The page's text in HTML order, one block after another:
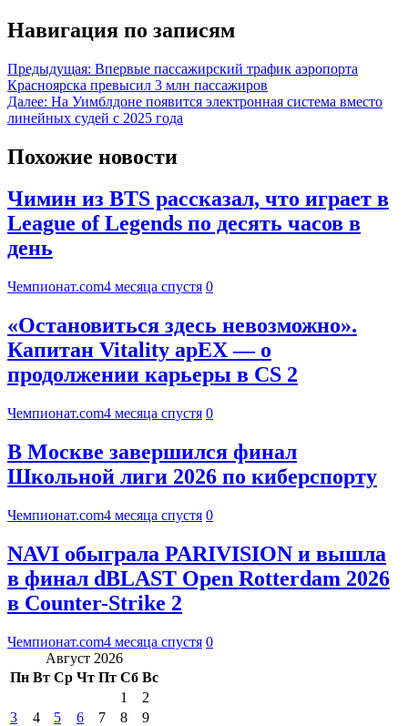
Навигация по записям
Предыдущая: Впервые пассажирский трафик аэропорта
Красноярска превысил 3 млн пассажиров
Далее: На Уимблдоне появится электронная система вместо
линейных судей с 2025 года
Похожие новости
Чимин из BTS рассказал, что играет в
League of Legends по десять часов в
день
Чемпионат.com4 месяца спустя 0
«Остановиться здесь невозможно».
Капитан Vitality apEX — о
продолжении карьеры в CS 2
Чемпионат.com4 месяца спустя 0
В Москве завершился финал
Школьной лиги 2026 по киберспорту
Чемпионат.com4 месяца спустя 0
NAVI обыграла PARIVISION и вышла
в финал dBLAST Open Rotterdam 2026
в Counter-Strike 2
Чемпионат.com4 месяца спустя 0
Август 2026
Пн Вт Ср Чт Пт Сб Вс
1
2
3
4 5 6 7 8
9